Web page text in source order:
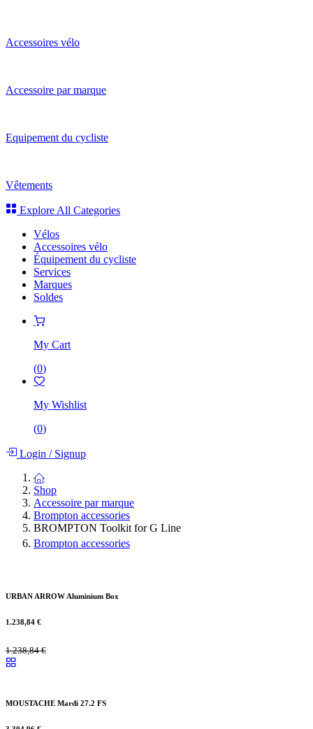
Accessoires vélo
Accessoire par marque
Equipement du cycliste
Vêtements
Explore All Categories
Vélos
Accessoires vélo
Équipement du cycliste
Services
Marques
Soldes
My Cart
(0)
My Wishlist
(0)
Login /Signup
Shop
Accessoire par marque
Brompton accessories
BROMPTON Toolkit for G Line
Brompton accessories
URBAN ARROW Aluminium Box
1.238,84 €
1.238,84€
MOUSTACHE Mardi 27.2 FS